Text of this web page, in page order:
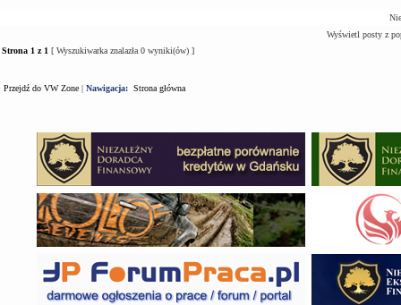
Wyświetl posty z
Strona 1 z 1 [ Wyszukiwarka znalazła 0 wyniki(ów) ]
Przejdź do VW Zone | Nawigacja: Strona główna